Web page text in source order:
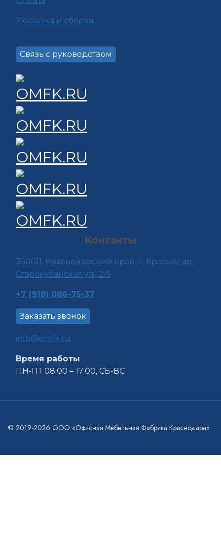
Доставка и сборка
Связь с руководством
Контакты
350011, Краснодарский край, г. Краснодар,
Старокубанская ул., 2/6
+7 (918) 086-75-37
Заказать звонок
info@omfk.ru
Время работы
ПН-ПТ 08:00 – 17:00, СБ-ВС
© 2019-2026 ООО «Офисная Мебельная Фабрика Краснодара»